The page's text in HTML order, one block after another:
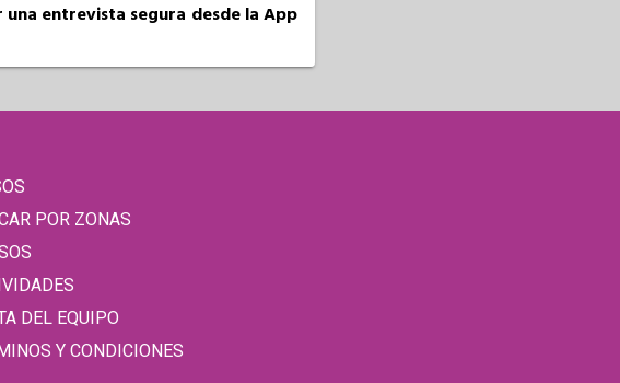
entrevista segura desde la App
POR ZONAS
DEL EQUIPO
Y CONDICIONES